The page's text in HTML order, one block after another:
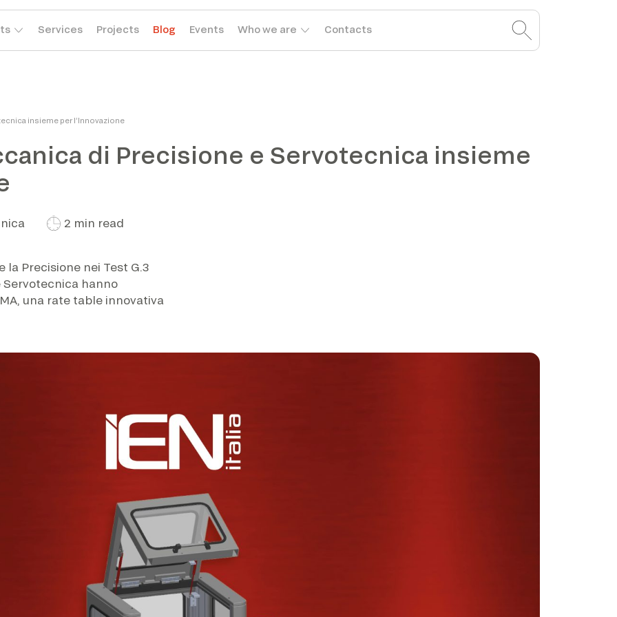
Services Projects Blog Events Who we are Contacts
insieme per l’Innovazione
di Precisione e Servotecnica insieme
2 min read
la Precisione nei Test G.3
Servotecnica hanno
una rate table innovativa